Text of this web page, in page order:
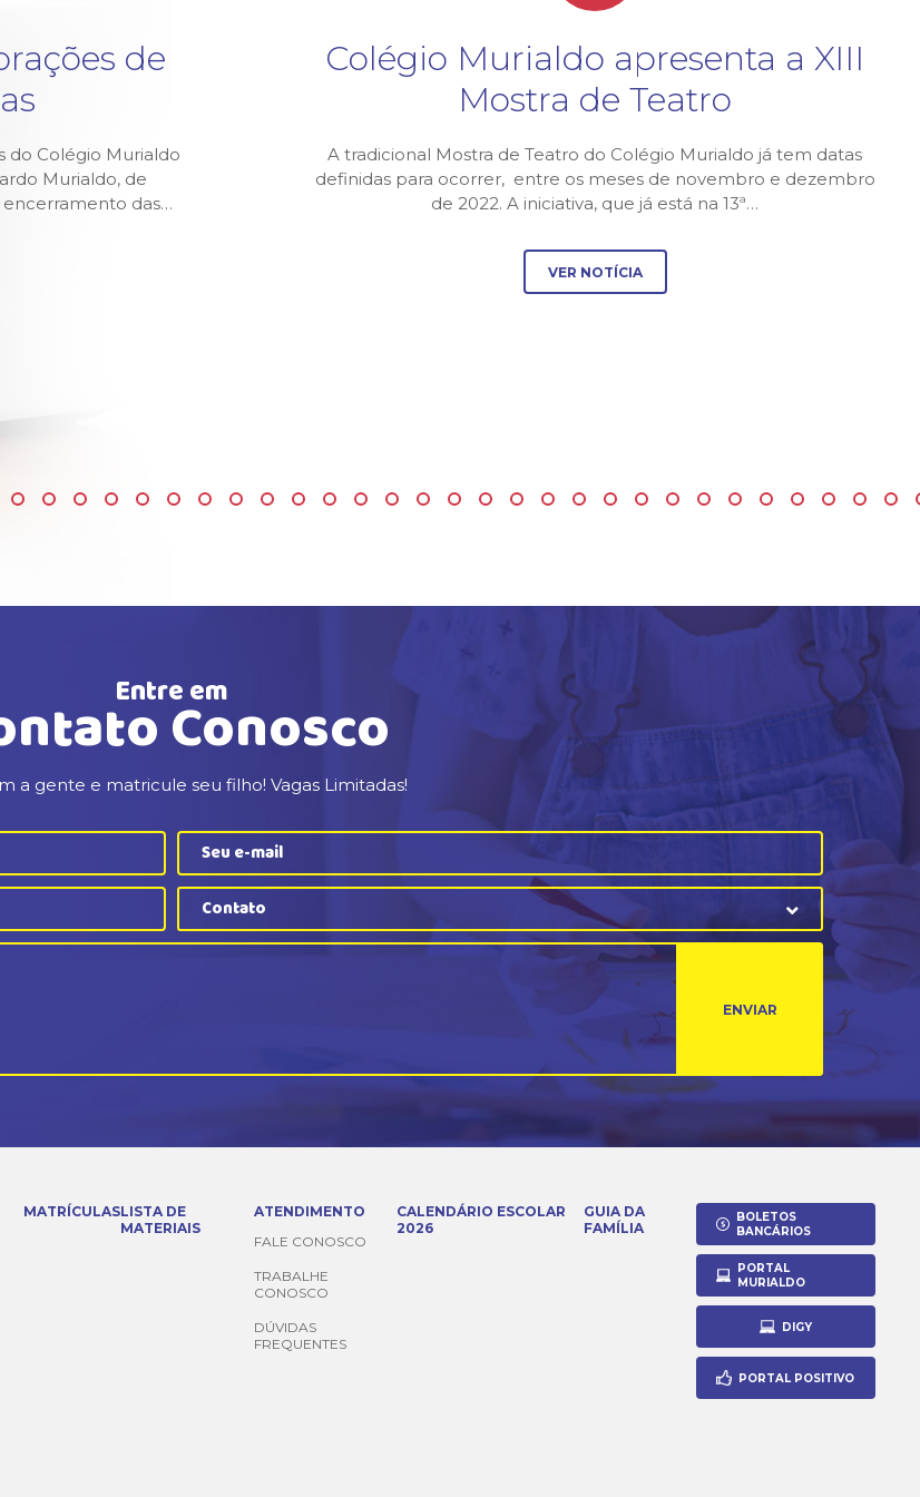
de
do Colégio Murialdo
Murialdo, de
encerramento das…
Colégio Murialdo apresenta a XIII
Mostra de Teatro
A tradicional Mostra de Teatro do Colégio Murialdo já tem datas
definidas para ocorrer, entre os meses de novembro e dezembro
de 2022. A iniciativa, que já está na 13ª…
VER NOTÍCIA
Entre em
Conosco
a gente e matricule seu filho! Vagas Limitadas!
Contato
ENVIAR
MATRÍCULASLISTA DE
MATERIAIS
ATENDIMENTO
FALE CONOSCO
TRABALHE
CONOSCO
DÚVIDAS
FREQUENTES
CALENDÁRIO ESCOLAR
2026
GUIA DA
FAMÍLIA
BOLETOS
BANCÁRIOS
PORTAL
MURIALDO
DIGY
PORTAL POSITIVO